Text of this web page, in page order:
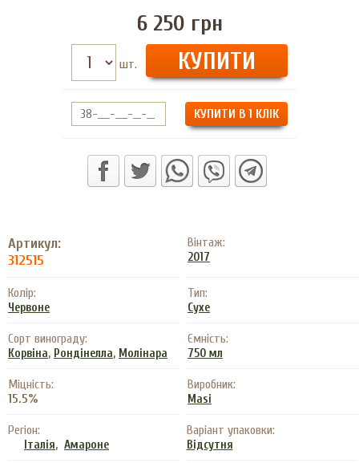
6 250 грн
шт.
КУПИТИ В 1 КЛІК
Артикул:
312515
Вінтаж:
2017
Колір:
Червоне
Тип:
Сухе
Сорт винограду:
Корвіна, Рондінелла, Молінара
Ємність:
750 мл
Міцність:
15.5%
Виробник:
Masi
Регіон:
Італія, Амароне
Варіант упаковки:
Відсутня